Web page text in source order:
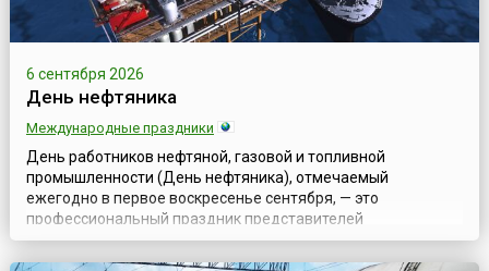
6 сентября 2026
День нефтяника
Международные праздники
День работников нефтяной, газовой и топливной
промышленности (День нефтяника), отмечаемый
ежегодно в первое воскресенье сентября, — это
профессиональный праздник представителей
разнообразных газовых и нефтяных специальностей:
геологов и буровиков, разработчиков и строителей,